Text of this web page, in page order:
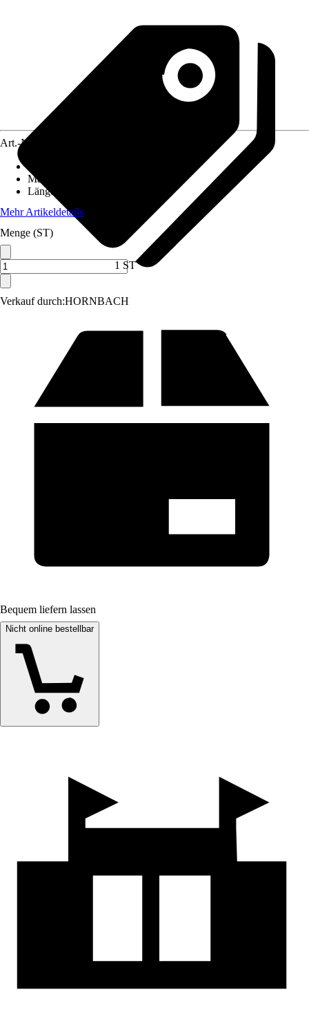
Verkauf durch:HORNBACH
Art.-Nr.
Material
Länge
Mehr Artikeldetails
Menge (ST)
1 ST
Bequem liefern lassen
Nicht online bestellbar